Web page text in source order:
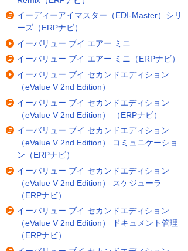
イーディーアイマスター（EDI-Master）シリ
ーズ（ERPナビ）
イーバリュー ブイ エアー ミニ
イーバリュー ブイ エアー ミニ（ERPナビ）
イーバリュー ブイ セカンドエディション
（eValue V 2nd Edition）
イーバリュー ブイ セカンドエディション
（eValue V 2nd Edition） （ERPナビ）
イーバリュー ブイ セカンドエディション
（eValue V 2nd Edition） コミュニケーショ
ン（ERPナビ）
イーバリュー ブイ セカンドエディション
（eValue V 2nd Edition） スケジューラ
（ERPナビ）
イーバリュー ブイ セカンドエディション
（eValue V 2nd Edition） ドキュメント管理
（ERPナビ）